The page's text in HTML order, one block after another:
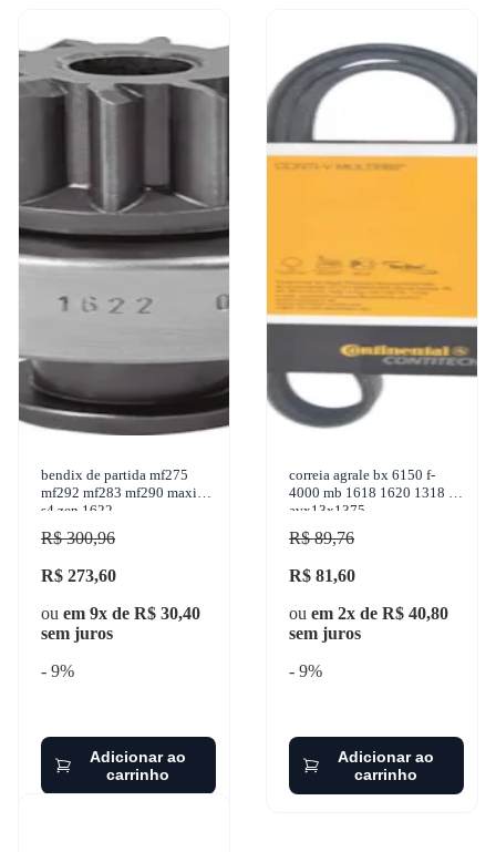
bendix de partida mf275
mf292 mf283 mf290 maxion
s4 zen 1622
R$ 300,96
R$ 273,60
ou em 9x de R$ 30,40
sem juros
- 9%
Adicionar ao
carrinho
correia agrale bx 6150 f-
4000 mb 1618 1620 1318 -
avx13x1375
R$ 89,76
R$ 81,60
ou em 2x de R$ 40,80
sem juros
- 9%
Adicionar ao
carrinho